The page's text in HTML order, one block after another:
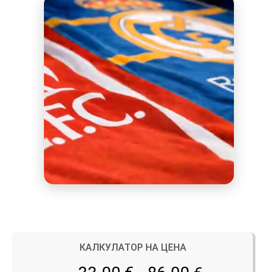
КАЛКУЛАТОР НА ЦЕНА